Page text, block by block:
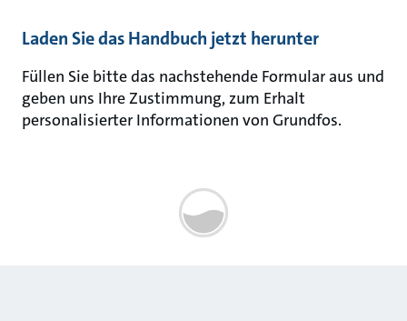
Laden Sie das Handbuch jetzt herunter
Füllen Sie bitte das nachstehende Formular aus und
geben uns Ihre Zustimmung, zum Erhalt
personalisierter Informationen von Grundfos.